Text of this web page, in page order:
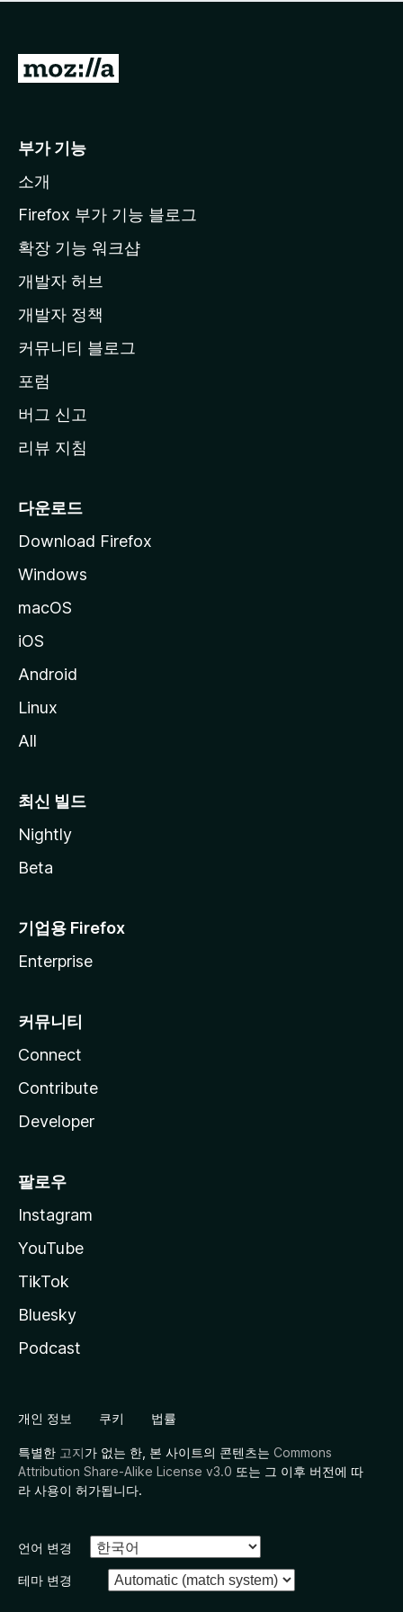
점
습
니
M
l
a
페
이
지
이
동
부가 기능
소개
Firefox 부가 기능 블로그
확장 기능 워크샵
개발자 허브
개발자 정책
커뮤니티 블로그
포럼
버그 신고
리뷰 지침
다운로드
Download Firefox
Windows
macOS
iOS
Android
Linux
All
최신 빌드
Nightly
Beta
기업용 Firefox
Enterprise
커뮤니티
Connect
Contribute
Developer
팔로우
Instagram
YouTube
TikTok
Bluesky
Podcast
개인 정보 쿠키 법률
특별한 고지가 없는 한, 본 사이트의 콘텐츠는 Commons
Attribution Share-Alike License v3.0 또는 그 이후 버전에 따
라 사용이 허가됩니다.
언어 변경
테마 변경